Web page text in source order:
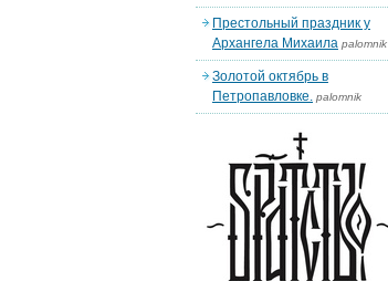
Престольный праздник у
Архангела Михаила palomnik
Золотой октябрь в
Петропавловке. palomnik